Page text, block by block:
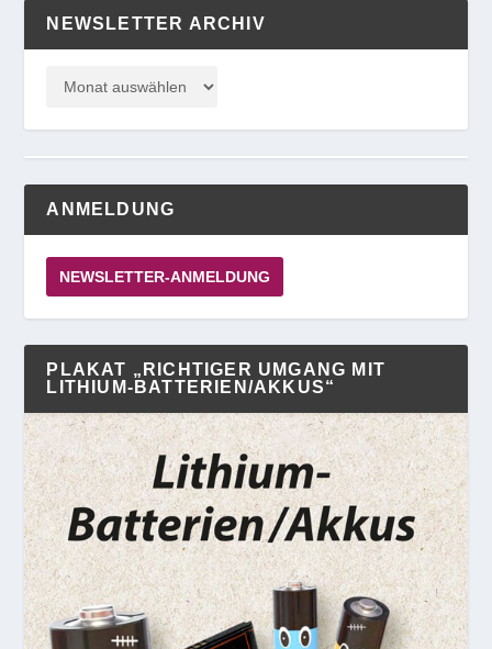
NEWSLETTER ARCHIV
ANMELDUNG
NEWSLETTER-ANMELDUNG
PLAKAT „RICHTIGER UMGANG MIT
LITHIUM-BATTERIEN/AKKUS“